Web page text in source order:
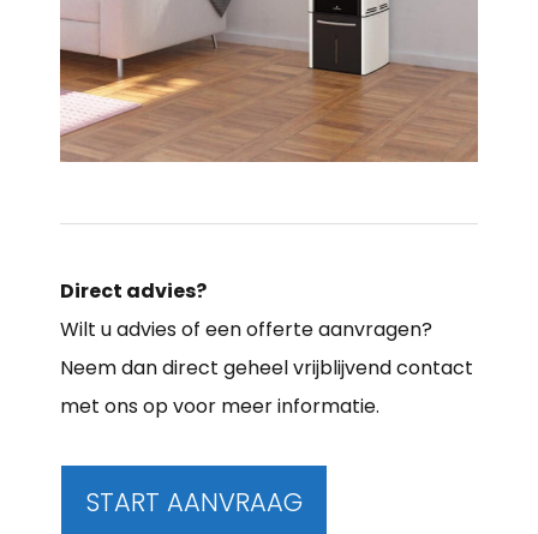
Direct advies?
Wilt u advies of een offerte aanvragen?
Neem dan direct geheel vrijblijvend contact
met ons op voor meer informatie.
START AANVRAAG